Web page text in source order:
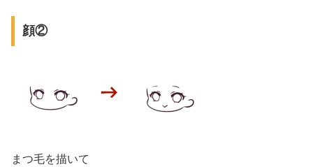
顔②
まつ毛を描いて